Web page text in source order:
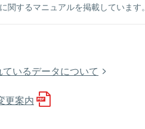
関するマニュアルを掲載しています。
いるデータについて
更案内